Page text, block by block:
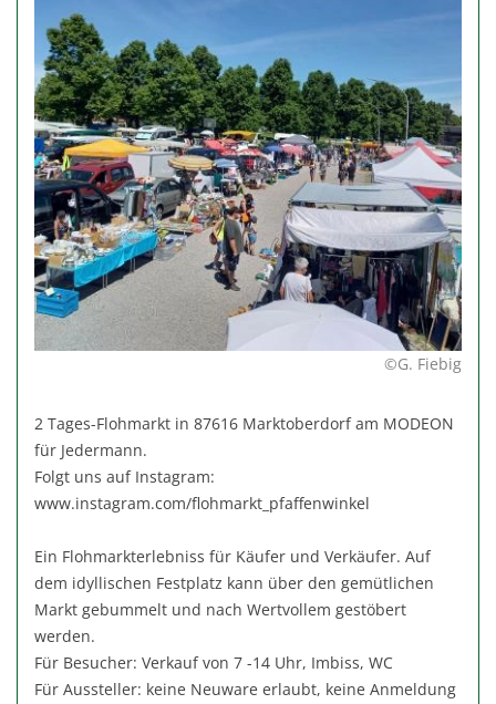
©G. Fiebig
2 Tages-Flohmarkt in 87616 Marktoberdorf am MODEON
für Jedermann.
Folgt uns auf Instagram:
www.instagram.com/flohmarkt_pfaffenwinkel
Ein Flohmarkterlebniss für Käufer und Verkäufer. Auf
dem idyllischen Festplatz kann über den gemütlichen
Markt gebummelt und nach Wertvollem gestöbert
werden.
Für Besucher: Verkauf von 7 -14 Uhr, Imbiss, WC
Für Aussteller: keine Neuware erlaubt, keine Anmeldung